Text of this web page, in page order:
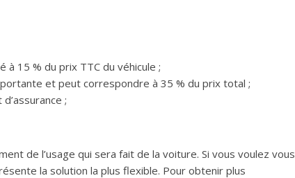
15 % du prix TTC du véhicule ;
et peut correspondre à 35 % du prix total ;
;
de l’usage qui sera fait de la voiture. Si vous voulez vous
la solution la plus flexible. Pour obtenir plus